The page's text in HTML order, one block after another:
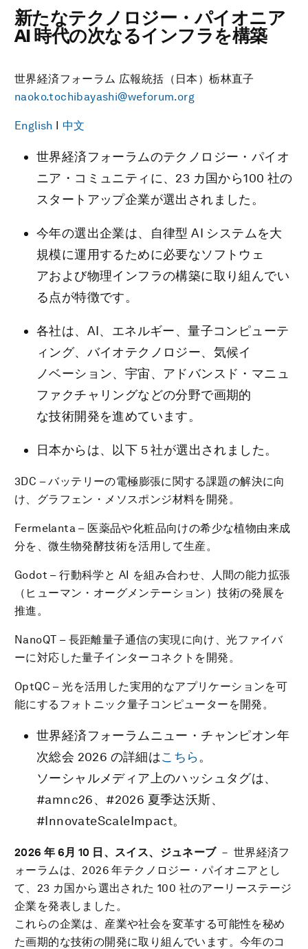
新たなテクノロジー・パイオニア
AI 時代の次なるインフラを構築
世界経済フォーラム 広報統括（日本）栃林直子
naoko.tochibayashi@weforum.org
English I中文
世界経済フォーラムのテクノロジー・パイオ
ニア・コミュニティに、23 カ国から100 社の
スタートアップ企業が選出されました。
今年の選出企業は、自律型 AI システムを大
規模に運用するために必要なソフトウェ
アおよび物理インフラの構築に取り組んでい
る点が特徴です。
各社は、AI、エネルギー、量子コンピューテ
ィング、バイオテクノロジー、気候イ
ノベーション、宇宙、アドバンスド・マニュ
ファクチャリングなどの分野で画期的
な技術開発を進めています。
日本からは、以下 5 社が選出されました。
3DC – バッテリーの電極膨張に関する課題の解決に向
け、グラフェン・メソスポンジ材料を開発。
Fermelanta – 医薬品や化粧品向けの希少な植物由来成
分を、微生物発酵技術を活用して生産。
Godot – 行動科学と AI を組み合わせ、人間の能力拡張
（ヒューマン・オーグメンテーション）技術の発展を
推進。
NanoQT – 長距離量子通信の実現に向け、光ファイバ
ーに対応した量子インターコネクトを開発。
OptQC – 光を活用した実用的なアプリケーションを可
能にするフォトニック量子コンピューターを開発。
世界経済フォーラムニュー・チャンピオン年
次総会 2026 の詳細はこちら。
ソーシャルメディア上のハッシュタグは、
#amnc26、#2026 夏季达沃斯、
#InnovateScaleImpact。
2026 年 6月 10 日、スイス、ジュネーブ－ 世界経済フ
ォーラムは、2026 年テクノロジー・パイオニアとし
て、23 カ国から選出された 100 社のアーリーステージ
企業を発表しました。
これらの企業は、産業や社会を変革する可能性を秘め
た画期的な技術の開発に取り組んでいます。今年のコ